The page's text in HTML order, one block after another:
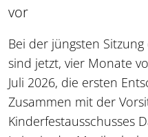
vor
Bei der jüngsten
sind jetzt, vier Monate
Juli 2026, die ersten
Zusammen mit der
Kinderfestausschusses